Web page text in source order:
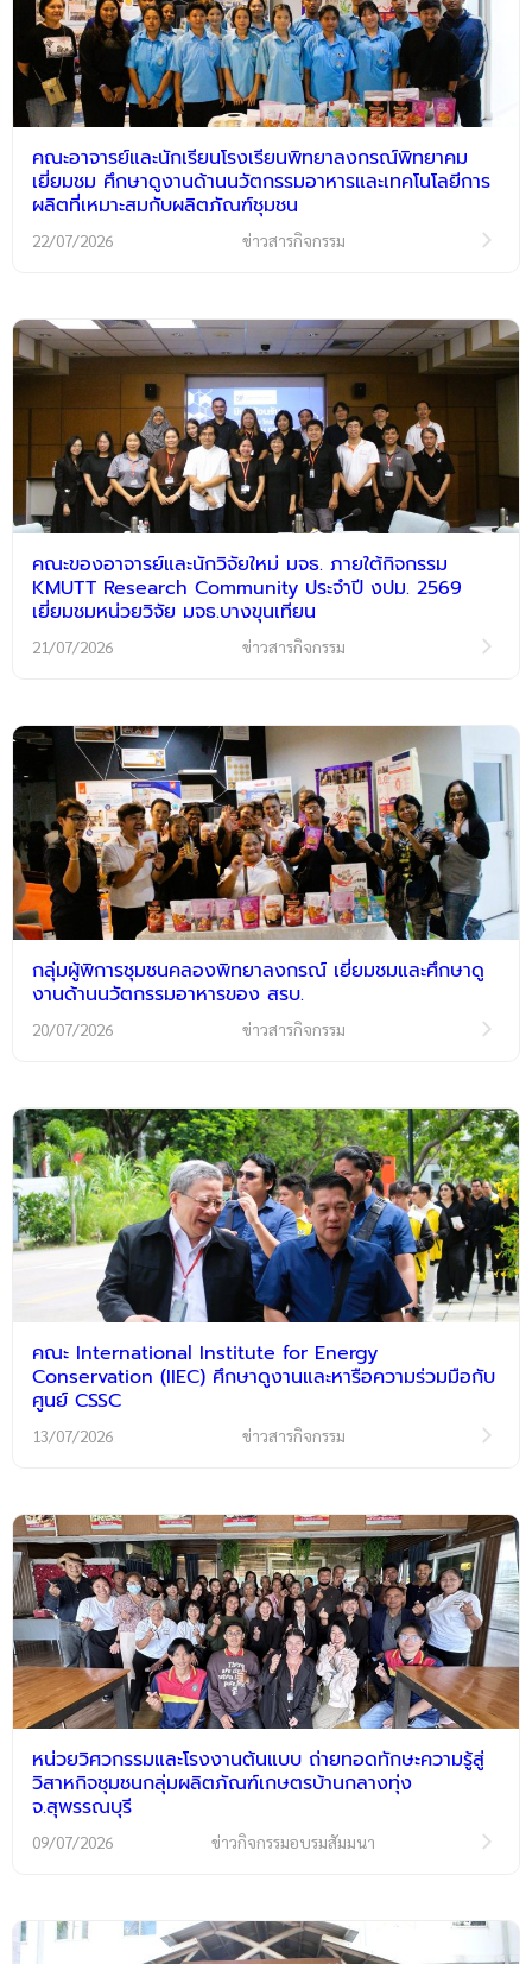
คณะอาจารย์และนักเรียนโรงเรียนพิทยาลงกรณ์พิทยาคม
เยี่ยมชม ศึกษาดูงานด้านนวัตกรรมอาหารและเทคโนโลยีการ
ผลิตที่เหมาะสมกับผลิตภัณฑ์ชุมชน
22/07/2026 ข่าวสารกิจกรรม
คณะของอาจารย์และนักวิจัยใหม่ มจธ. ภายใต้กิจกรรม
KMUTT Research Community ประจำปี งปม. 2569
เยี่ยมชมหน่วยวิจัย มจธ.บางขุนเทียน
21/07/2026 ข่าวสารกิจกรรม
กลุ่มผู้พิการชุมชนคลองพิทยาลงกรณ์ เยี่ยมชมและศึกษาดู
งานด้านนวัตกรรมอาหารของ สรบ.
20/07/2026 ข่าวสารกิจกรรม
คณะ International Institute for Energy
Conservation (IIEC) ศึกษาดูงานและหารือความร่วมมือกับ
ศูนย์ CSSC
13/07/2026 ข่าวสารกิจกรรม
หน่วยวิศวกรรมและโรงงานต้นแบบ ถ่ายทอดทักษะความรู้สู่
วิสาหกิจชุมชนกลุ่มผลิตภัณฑ์เกษตรบ้านกลางทุ่ง
จ.สุพรรณบุรี
09/07/2026 ข่าวกิจกรรมอบรมสัมมนา